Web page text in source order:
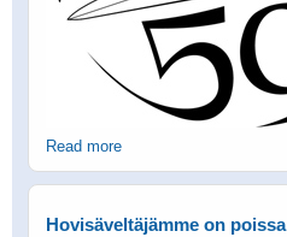
Read more
Hovisäveltäjämme on poissa